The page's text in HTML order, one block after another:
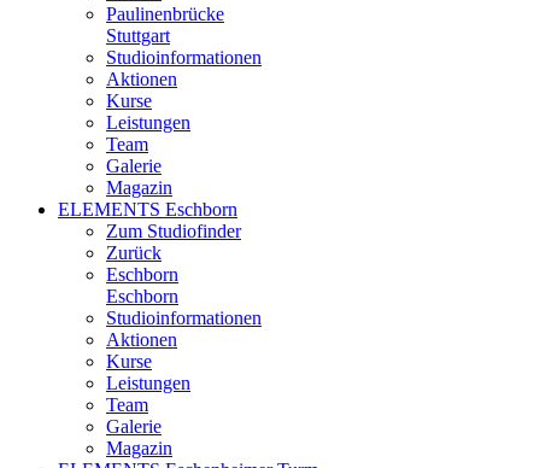
Paulinen­brücke
Stuttgart
Studioinformationen
Aktionen
Kurse
Leistungen
Team
Galerie
Magazin
ELEMENTS Eschborn
Zum Studiofinder
Zurück
Esch­born
Eschborn
Studioinformationen
Aktionen
Kurse
Leistungen
Team
Galerie
Magazin